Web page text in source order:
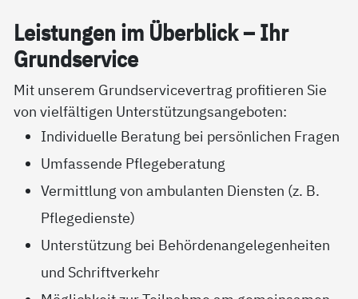
Leis­tun­gen im Über­blick – Ihr
Grund­ser­vice
Mit unserem Grundservicevertrag profitieren Sie
von vielfältigen Unterstützungsangeboten:
Individuelle Beratung bei persönlichen Fragen
Umfassende Pflegeberatung
Vermittlung von ambulanten Diensten (z. B.
Pflegedienste)
Unterstützung bei Behördenangelegenheiten
und Schriftverkehr